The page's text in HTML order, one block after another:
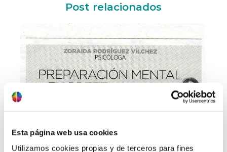
Esta página web usa cookies
Utilizamos cookies propias y de terceros para fines
Post relacionados
Preparación mental en
pretemporada